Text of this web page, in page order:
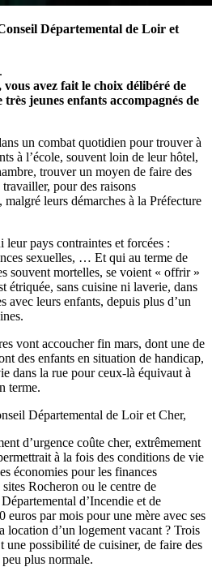
Départemental de Loir et
avez fait le choix délibéré de
jeunes enfants accompagnés de
un combat quotidien pour trouver à
à l’école, souvent loin de leur hôtel,
trouver un moyen de faire des
pour des raisons
leurs démarches à la Préfecture
pays contraintes et forcées :
sexuelles, … Et qui au terme de
souvent mortelles, se voient « offrir »
étriquée, sans cuisine ni laverie, dans
avec leurs enfants, depuis plus d’un
vont accoucher fin mars, dont une de
des enfants en situation de handicap,
dans la rue pour ceux-là équivaut à
terme.
Départemental de Loir et Cher,
d’urgence coûte cher, extrêmement
à la fois des conditions de vie
économies pour les finances
Rocheron ou le centre de
d’Incendie et de
euros par mois pour une mère avec ses
location d’un logement vacant ? Trois
possibilité de cuisiner, de faire des
plus normale.